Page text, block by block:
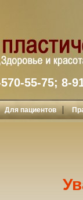
55-75; 8-
Для пациентов |